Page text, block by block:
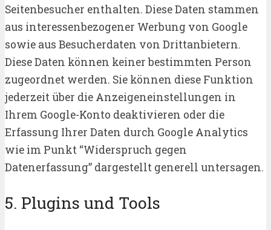
Seitenbesucher enthalten. Diese Daten stammen
aus interessenbezogener Werbung von Google
sowie aus Besucherdaten von Drittanbietern.
Diese Daten können keiner bestimmten Person
zugeordnet werden. Sie können diese Funktion
jederzeit über die Anzeigeneinstellungen in
Ihrem Google-Konto deaktivieren oder die
Erfassung Ihrer Daten durch Google Analytics
wie im Punkt “Widerspruch gegen
Datenerfassung” dargestellt generell untersagen.
5. Plugins und Tools